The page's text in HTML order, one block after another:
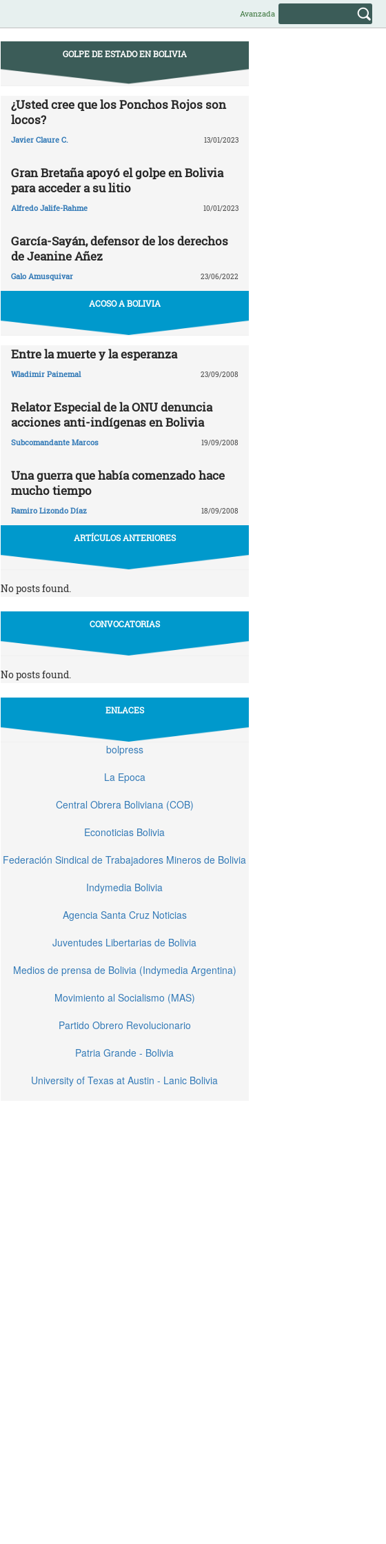
Avanzada
GOLPE DE ESTADO EN BOLIVIA
¿Usted cree que los Ponchos Rojos son
locos?
Javier Claure C. 13/01/2023
Gran Bretaña apoyó el golpe en Bolivia
para acceder a su litio
Alfredo Jalife-Rahme 10/01/2023
García-Sayán, defensor de los derechos
de Jeanine Añez
Galo Amusquivar 23/06/2022
ACOSO A BOLIVIA
Entre la muerte y la esperanza
Wladimir Painemal 23/09/2008
Relator Especial de la ONU denuncia
acciones anti-indígenas en Bolivia
Subcomandante Marcos 19/09/2008
Una guerra que había comenzado hace
mucho tiempo
Ramiro Lizondo Díaz 18/09/2008
ARTÍCULOS ANTERIORES
No posts found.
CONVOCATORIAS
No posts found.
ENLACES
bolpress
La Epoca
Central Obrera Boliviana (COB)
Econoticias Bolivia
Federación Sindical de Trabajadores Mineros de Bolivia
Indymedia Bolivia
Agencia Santa Cruz Noticias
Juventudes Libertarias de Bolivia
Medios de prensa de Bolivia (Indymedia Argentina)
Movimiento al Socialismo (MAS)
Partido Obrero Revolucionario
Patria Grande - Bolivia
University of Texas at Austin - Lanic Bolivia